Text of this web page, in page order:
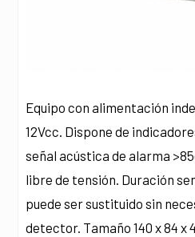
Equipo con alimentación
12Vcc. Dispone de
señal acústica de alarma
libre de tensión. Duración
puede ser sustituido sin
detector. Tamaño 140 x 84 x